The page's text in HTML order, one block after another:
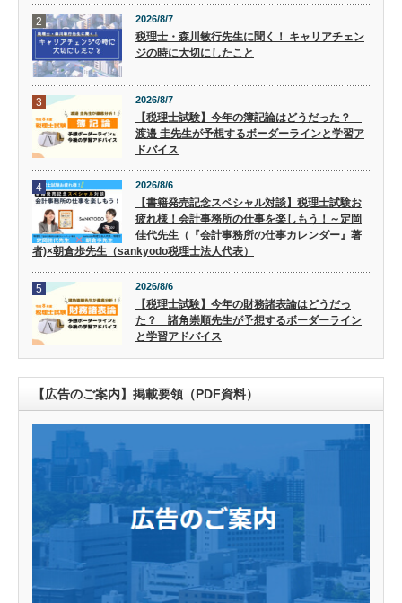
2 2026/8/7
税理士・森川敏行先生に聞く！ キャリアチェン
ジの時に大切にしたこと
3 2026/8/7
【税理士試験】今年の簿記論はどうだった？
渡邉 圭先生が予想するボーダーラインと学習ア
ドバイス
4 2026/8/6
【書籍発売記念スペシャル対談】税理士試験お
疲れ様！会計事務所の仕事を楽しもう！～定岡
佳代先生（『会計事務所の仕事カレンダー』著
者)×朝倉歩先生（sankyodo税理士法人代表）
5 2026/8/6
【税理士試験】今年の財務諸表論はどうだっ
た？ 諸角崇順先生が予想するボーダーライン
と学習アドバイス
【広告のご案内】掲載要領（PDF資料）